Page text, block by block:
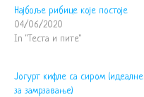
Најбоље рибице које постоје
04/06/2020
In "Теста и пите"
Јогурт кифле са сиром (идеалне
за замрзавање)